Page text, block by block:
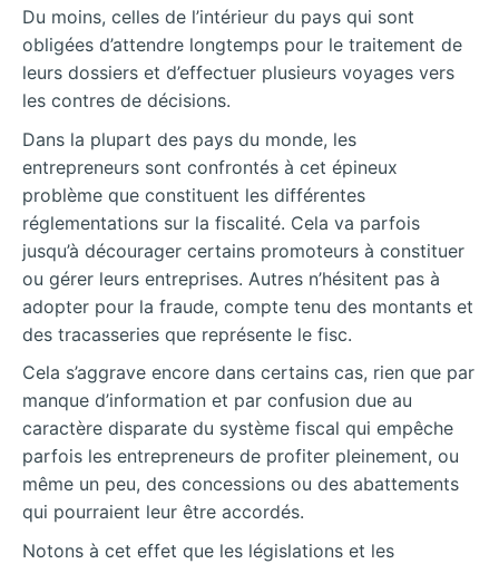
Du moins, celles de l’intérieur du pays qui sont
obligées d’attendre longtemps pour le traitement de
leurs dossiers et d’effectuer plusieurs voyages vers
les contres de décisions.
Dans la plupart des pays du monde, les
entrepreneurs sont confrontés à cet épineux
problème que constituent les différentes
réglementations sur la fiscalité. Cela va parfois
jusqu’à décourager certains promoteurs à constituer
ou gérer leurs entreprises. Autres n’hésitent pas à
adopter pour la fraude, compte tenu des montants et
des tracasseries que représente le fisc.
Cela s’aggrave encore dans certains cas, rien que par
manque d’information et par confusion due au
caractère disparate du système fiscal qui empêche
parfois les entrepreneurs de profiter pleinement, ou
même un peu, des concessions ou des abattements
qui pourraient leur être accordés.
Notons à cet effet que les législations et les